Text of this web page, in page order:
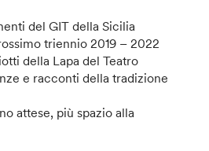
del GIT della Sicilia
triennio 2019 – 2022
della Lapa del Teatro
e racconti della tradizione
attese, più spazio alla